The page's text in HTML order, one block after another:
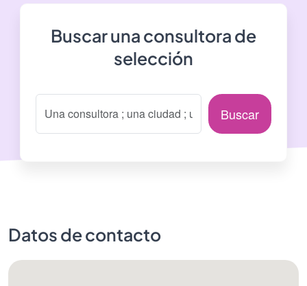
Buscar una consultora de
selección
Buscar
Datos de contacto